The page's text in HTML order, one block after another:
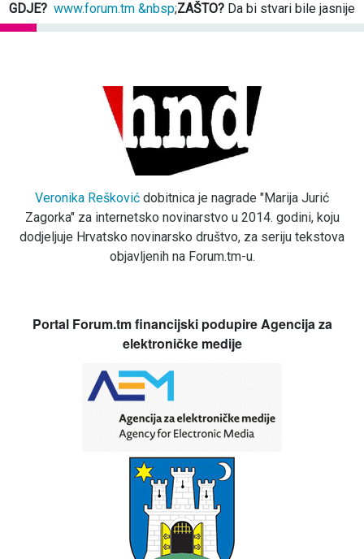
GDJE? www.forum.tm &nbsp;ZAŠTO? Da bi stvari bile jasnije
Veronika Rešković dobitnica je nagrade "Marija Jurić
Zagorka" za internetsko novinarstvo u 2014. godini, koju
dodjeljuje Hrvatsko novinarsko društvo, za seriju tekstova
objavljenih na Forum.tm-u.
Portal Forum.tm financijski podupire Agencija za
elektroničke medije